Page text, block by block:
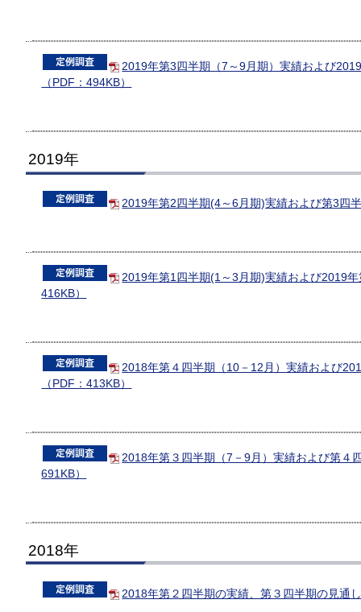
2019年第3四半期（7～9月期）実績および
（PDF：494KB）
2019年
2019年第2四半期(4～6月期)実績および第3四
2019年第1四半期(1～3月期)実績および2019
416KB）
2018年第４四半期（10－12月）実績および
（PDF：413KB）
2018年第３四半期（7－9月）実績および第４
691KB）
2018年
2018年第２四半期の実績、第３四半期の見通